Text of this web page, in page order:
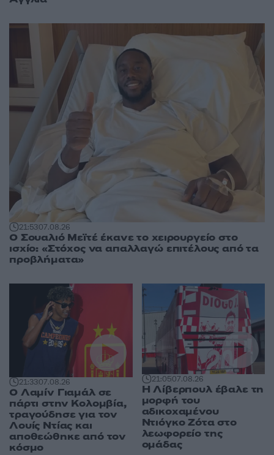
21:5307.08.26
Ο Σουαλιό Μεϊτέ έκανε το χειρουργείο στο
ισχίο: «Στόχος να απαλλαγώ επιτέλους από τα
προβλήματα»
21:3307.08.26
Ο Λαμίν Γιαμάλ σε
πάρτι στην Κολομβία,
τραγούδησε για τον
Λουίς Ντίας και
αποθεώθηκε από τον
κόσμο
21:0507.08.26
Η Λίβερπουλ έβαλε τη
μορφή του
αδικοχαμένου
Ντιόγκο Ζότα στο
λεωφορείο της
ομάδας